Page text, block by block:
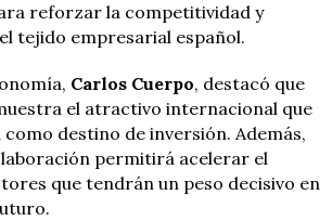
reforzar la competitividad y
tejido empresarial español.
Carlos Cuerpo, destacó que
el atractivo internacional que
destino de inversión. Además,
permitirá acelerar el
que tendrán un peso decisivo en